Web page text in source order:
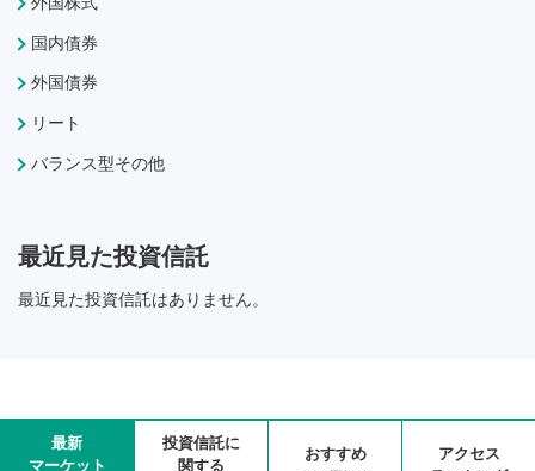
国内債券
外国債券
リート
バランス型その他
最近見た投資信託
最近見た投資信託はありません。
最新
マーケット
投資信託に
関する
おすすめ
アクセス